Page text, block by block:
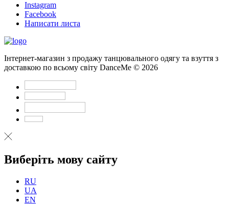
Instagram
Facebook
Написати листа
Інтернет-магазин з продажу танцювального одягу та взуття з
доставкою по всьому світу DanceMe © 2026
Виберіть мову сайту
RU
UA
EN